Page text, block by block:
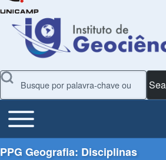
Search
Main Menu
Toggle main menu
PPG Geografia: Disciplinas